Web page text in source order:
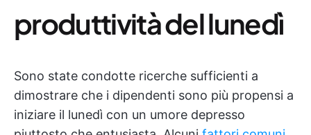
produttività del lunedì
Sono state condotte ricerche sufficienti a
dimostrare che i dipendenti sono più propensi a
iniziare il lunedì con un umore depresso